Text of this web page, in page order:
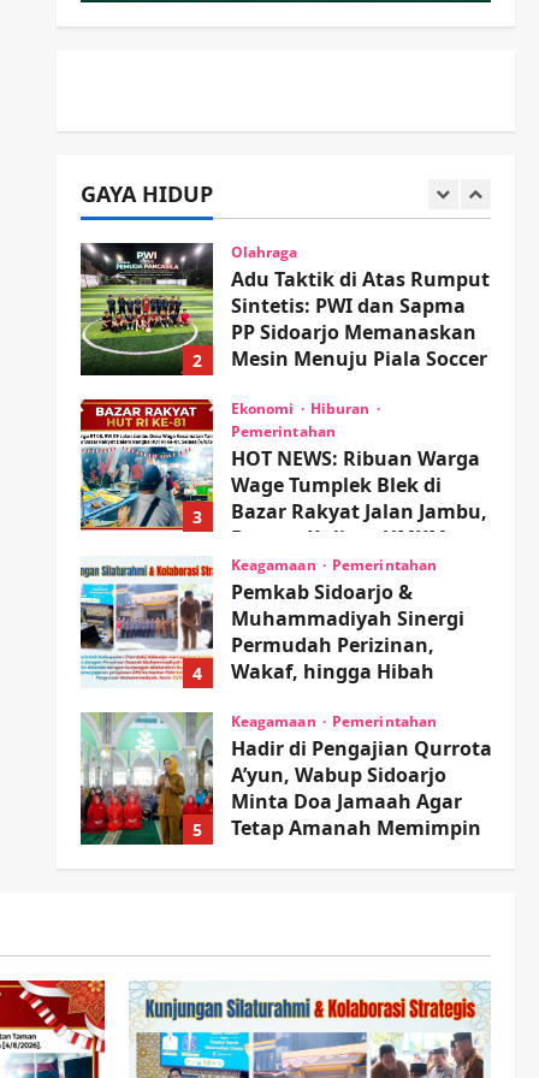
GAYA HIDUP
1
Anugerah Utama
Pertaruhkan Jaminan Rp
100 Juta?
wartanusa 5 Agustus 2026
2
Olahraga
Adu Taktik di Atas Rumput
Sintetis: PWI dan Sapma
PP Sidoarjo Memanaskan
Mesin Menuju Piala Soccer
3
Ekonomi
Hiburan
Pemerintahan
HOT NEWS: Ribuan Warga
Wage Tumplek Blek di
Bazar Rakyat Jalan Jambu,
Borong Kuliner UMKM
Sambil Nonton Jaranan!
wartanusa 4 Agustus 2026
4
Keagamaan Pemerintahan
Pemkab Sidoarjo &
Muhammadiyah Sinergi
Permudah Perizinan,
Wakaf, hingga Hibah
5
Keagamaan Pemerintahan
Hadir di Pengajian Qurrota
A’yun, Wabup Sidoarjo
Minta Doa Jamaah Agar
Tetap Amanah Memimpin
Proyek RSUD Sibar Rp 9,9
M, Beranikah CV Tiga
Anugerah Utama
Pertaruhkan Jaminan Rp
100 Juta?
Olahraga
Adu Taktik di Atas Rumput